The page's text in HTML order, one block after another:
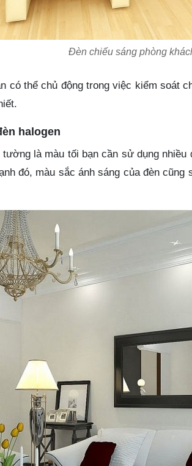
Đèn chiếu sáng phòng
có thể chủ động trong việc kiểm soát
halogen
là màu tối bạn cần sử dụng
đó, màu sắc ánh sáng của đèn